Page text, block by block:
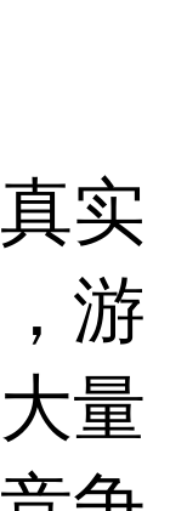
实
游
量